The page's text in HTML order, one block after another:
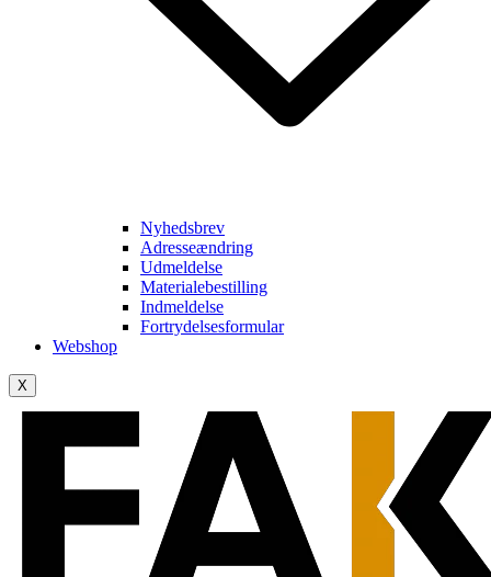
Nyhedsbrev
Adresseændring
Udmeldelse
Materialebestilling
Indmeldelse
Fortrydelsesformular
Webshop
X